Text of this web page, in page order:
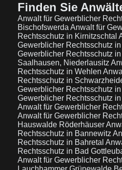
Finden Sie
Anwalt für Gewerblicher
Bischofswerda Anwalt für
Rechtsschutz in Kirnitzschtal
Gewerblicher Rechtsschutz
Gewerblicher Rechtsschutz
Saalhausen, Niederlausitz
Rechtsschutz in Wehlen
Rechtsschutz in
Gewerblicher Rechtsschutz
Gewerblicher Rechtsschutz
Anwalt für Gewerblicher
Anwalt für Gewerblicher
Hauswalde Röderhäuser
Rechtsschutz in Bannewitz
Rechtsschutz in Bahretal
Rechtsschutz in Bad
Anwalt für Gewerblicher